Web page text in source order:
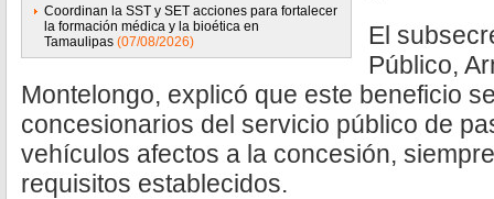
Coordinan la SST y SET acciones para fortalecer
la formación médica y la bioética en
Tamaulipas (07/08/2026)
El
Público,
Montelongo, explicó que este beneficio
concesionarios del servicio público de
vehículos afectos a la concesión,
requisitos establecidos.